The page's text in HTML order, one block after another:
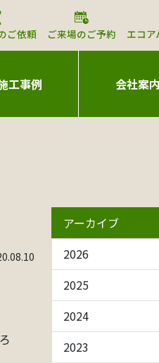
ご依頼 ご来場のご予約 エコ
工事例 会社案内
アーカイブ
2026
2025
2024
2023